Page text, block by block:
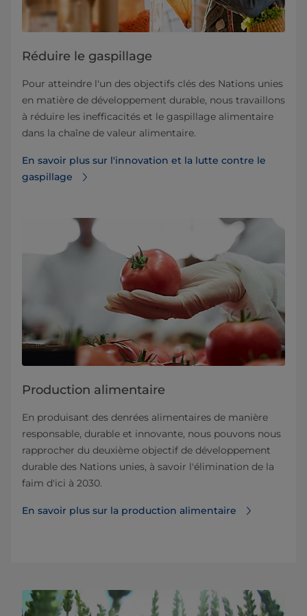
Réduire le gaspillage
Pour atteindre l'un des objectifs clés des Nations unies
en matière de développement durable, nous travaillons
à réduire les inefficacités et le gaspillage alimentaire
dans la chaîne de valeur alimentaire.
En savoir plus sur l'innovation et la lutte contre le
gaspillage
Production alimentaire
En produisant des denrées alimentaires de manière
responsable, durable et innovante, nous pouvons nous
rapprocher du deuxième objectif de développement
durable des Nations unies, à savoir l'élimination de la
faim d'ici à 2030.
En savoir plus sur la production alimentaire